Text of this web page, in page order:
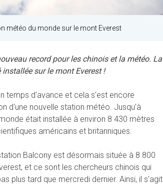
météo du monde sur le mont Everest
record pour les chinois et la météo. La
sur le mont Everest !
temps d'avance et cela s'est encore
d'une nouvelle station météo. Jusqu'à
était installée à environ 8 430 mètres
américains et britanniques.
Balcony est désormais située à 8 800
et ce sont les chercheurs chinois qui
plus tard que mercredi dernier. Ainsi, il s'agit